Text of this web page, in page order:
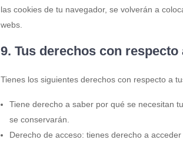
las cookies de tu navegador, se volverán a
webs.
9. Tus derechos con
Tienes los siguientes derechos con respecto a
Tiene derecho a saber por qué se necesitan
se conservarán.
Derecho de acceso: tienes derecho a